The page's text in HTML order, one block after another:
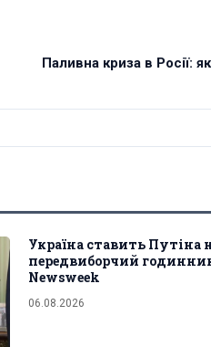
Паливна криза в Росії:
Україна ставить Путіна
передвиборчий
Newsweek
06.08.2026